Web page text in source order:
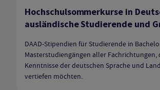
Hochschulsommerkurse in
ausländische Studierende und
DAAD-Stipendien für Studierende in
Masterstudiengängen aller Fachrichtungen,
Kenntnisse der deutschen Sprache und
vertiefen möchten.